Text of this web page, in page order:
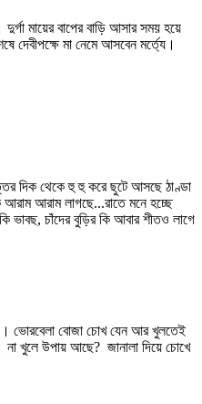
মায়ের বাপের বাড়ি আসার সময় হয়ে
দেবীপক্ষে মা নেমে আসবেন মর্ত্যে।
দিক থেকে হু হু করে ছুটে আসছে ঠাণ্ডা
আরাম আরাম লাগছে...রাতে মনে হচ্ছে
ভাবছ, চাঁদের বুড়ির কি আবার শীতও লাগে
ভোরবেলা বোজা চোখ যেন আর খুলতেই
খুলে উপায় আছে? জানালা দিয়ে চোখে